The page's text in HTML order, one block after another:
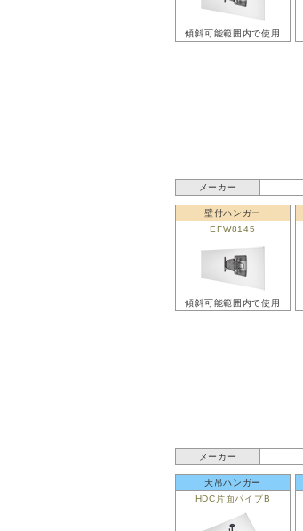
傾斜可能範囲内で使用
メーカー
壁付ハンガー
EFW8145
傾斜可能範囲内で使用
メーカー
天吊ハンガー
HDC片面パイプB